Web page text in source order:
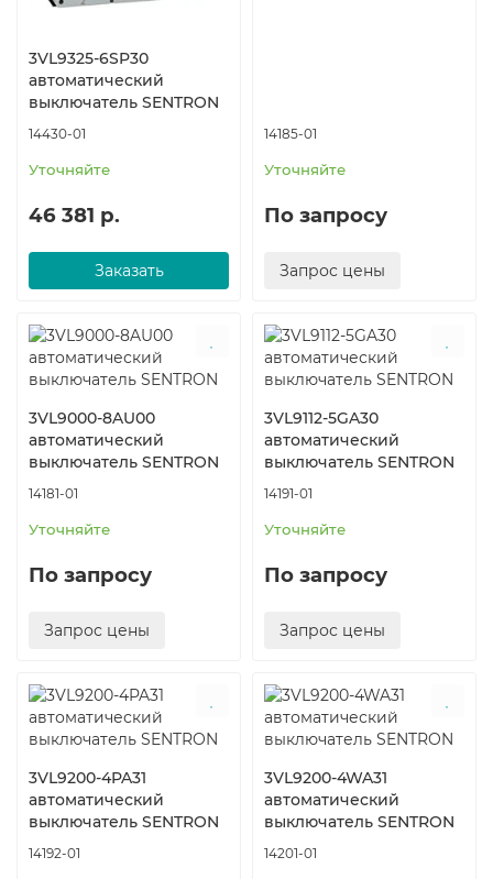
3VL9325-6SP30
автоматический
выключатель SENTRON
14430-01
Уточняйте
46 381 р.
Заказать
14185-01
Уточняйте
По запросу
Запрос цены
3VL9000-8AU00
автоматический
выключатель SENTRON
14181-01
Уточняйте
По запросу
Запрос цены
3VL9112-5GA30
автоматический
выключатель SENTRON
14191-01
Уточняйте
По запросу
Запрос цены
3VL9200-4PA31
автоматический
выключатель SENTRON
14192-01
3VL9200-4WA31
автоматический
выключатель SENTRON
14201-01